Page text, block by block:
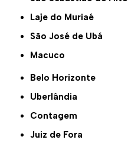
Laje do Muriaé
São José de Ubá
Macuco
Belo Horizonte
Uberlândia
Contagem
Juiz de Fora